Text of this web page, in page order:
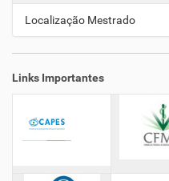
Localização Mestrado
Links Importantes